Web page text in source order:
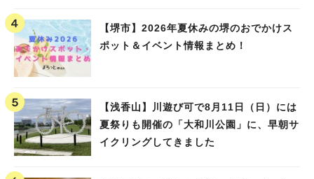
【堺市】2026年夏休みの堺のおでかけス
ポット＆イベント情報まとめ！
【浅香山】川遊び可で8月11日（日）には
夏祭りも開催の「大和川公園」に、早朝サ
イクリングしてきました